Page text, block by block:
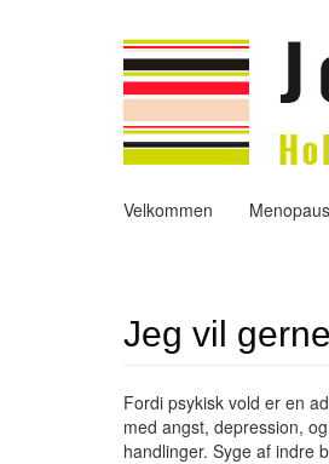
Velkommen
Jeg vil
Fordi psykisk vold er en
med angst, depression,
handlinger. Syge af indre